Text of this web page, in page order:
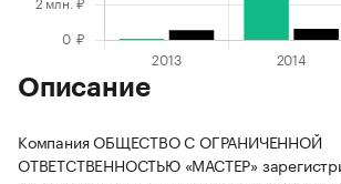
Описание
Компания ОБЩЕСТВО С ОГРАНИЧЕННОЙ
ОТВЕТСТВЕННОСТЬЮ «МАСТЕР»